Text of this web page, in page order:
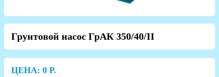
Грунтовой насос ГрАК 350/40/II
ЦЕНА: 0 Р.